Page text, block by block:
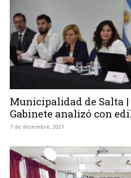
Municipalidad de Salta |
Gabinete analizó con
7 de diciembre, 2021